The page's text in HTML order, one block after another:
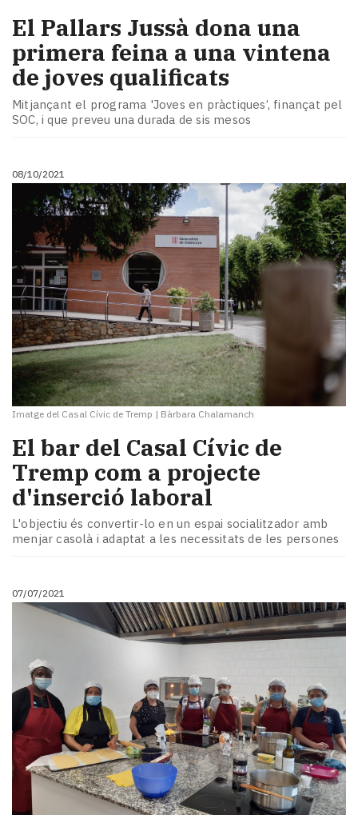
​El Pallars Jussà dona una
primera feina a una vintena
de joves qualificats
Mitjançant el programa 'Joves en pràctiques’, finançat pel
SOC, i que preveu una durada de sis mesos
08/10/2021
Imatge del Casal Cívic de Tremp | Bàrbara Chalamanch
El bar del Casal Cívic de
Tremp com a projecte
d'inserció laboral
L'objectiu és convertir-lo en un espai socialitzador amb
menjar casolà i adaptat a les necessitats de les persones
07/07/2021